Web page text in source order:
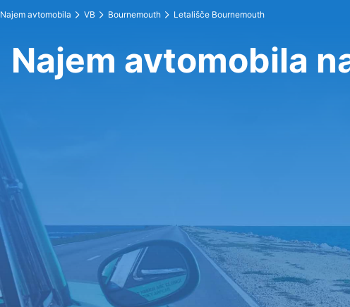
Najem avtomobila VB Bournemouth Letališče Bournemouth
Najem avtomobila